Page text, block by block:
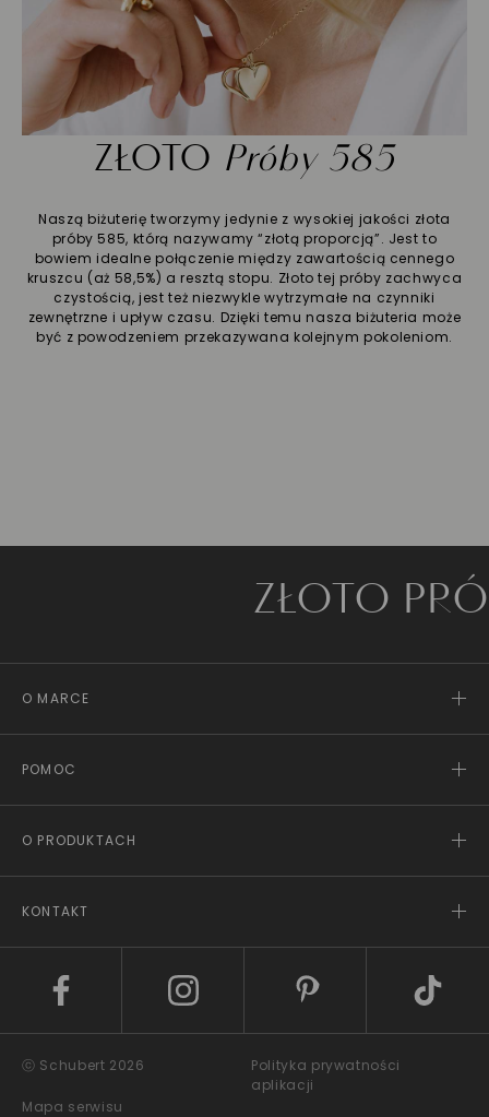
ZŁOTO Próby 585
Naszą biżuterię tworzymy jedynie z wysokiej jakości złota
próby 585, którą nazywamy “złotą proporcją”. Jest to
bowiem idealne połączenie między zawartością cennego
kruszcu (aż 58,5%) a resztą stopu. Złoto tej próby zachwyca
czystością, jest też niezwykle wytrzymałe na czynniki
zewnętrzne i upływ czasu. Dzięki temu nasza biżuteria może
być z powodzeniem przekazywana kolejnym pokoleniom.
ZŁOTO PRÓBY
O MARCE
POMOC
O PRODUKTACH
KONTAKT
ⓒ Schubert 2026
Mapa serwisu
Polityka prywatności
aplikacji